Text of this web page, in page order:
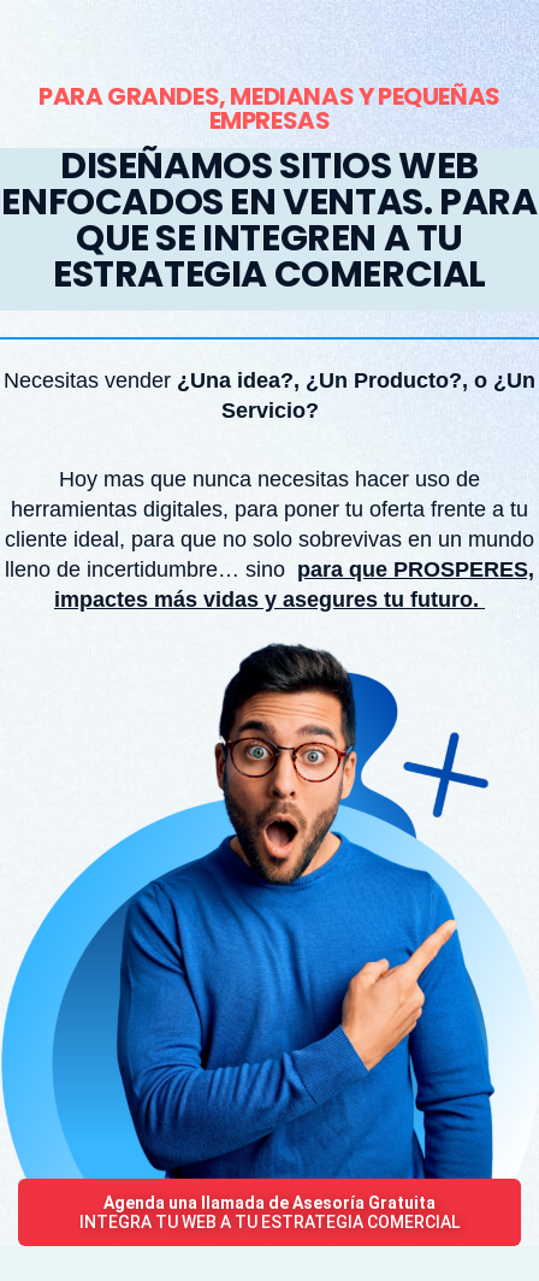
PARA GRANDES, MEDIANAS Y PEQUEÑAS
EMPRESAS
DISEÑAMOS SITIOS WEB
ENFOCADOS EN VENTAS. PARA
QUE SE INTEGREN A TU
ESTRATEGIA COMERCIAL
Necesitas vender ¿Una idea?, ¿Un Producto?, o ¿Un
Servicio?
Hoy mas que nunca necesitas hacer uso de
herramientas digitales, para poner tu oferta frente a tu
cliente ideal, para que no solo sobrevivas en un mundo
lleno de incertidumbre… sino para que PROSPERES,
impactes más vidas y asegures tu futuro.
Agenda una llamada de Asesoría Gratuita
INTEGRA TU WEB A TU ESTRATEGIA COMERCIAL